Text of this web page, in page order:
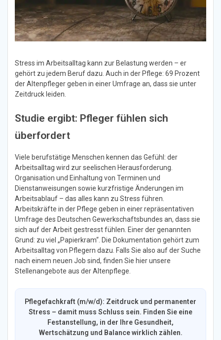
Stress im Arbeitsalltag kann zur Belastung werden – er
gehört zu jedem Beruf dazu. Auch in der Pflege: 69 Prozent
der Altenpfleger geben in einer Umfrage an, dass sie unter
Zeitdruck leiden.
Studie ergibt: Pfleger fühlen sich
überfordert
Viele berufstätige Menschen kennen das Gefühl: der
Arbeitsalltag wird zur seelischen Herausforderung.
Organisation und Einhaltung von Terminen und
Dienstanweisungen sowie kurzfristige Änderungen im
Arbeitsablauf – das alles kann zu Stress führen.
Arbeitskräfte in der Pflege geben in einer repräsentativen
Umfrage des Deutschen Gewerkschaftsbundes an, dass sie
sich auf der Arbeit gestresst fühlen. Einer der genannten
Grund: zu viel „Papierkram“. Die Dokumentation gehört zum
Arbeitsalltag von Pflegern dazu. Falls Sie also auf der Suche
nach einem neuen Job sind, finden Sie hier unsere
Stellenangebote aus der Altenpflege.
Pflegefachkraft (m/w/d): Zeitdruck und permanenter
Stress – damit muss Schluss sein. Finden Sie eine
Festanstellung, in der Ihre Gesundheit,
Wertschätzung und Balance wirklich zählen.